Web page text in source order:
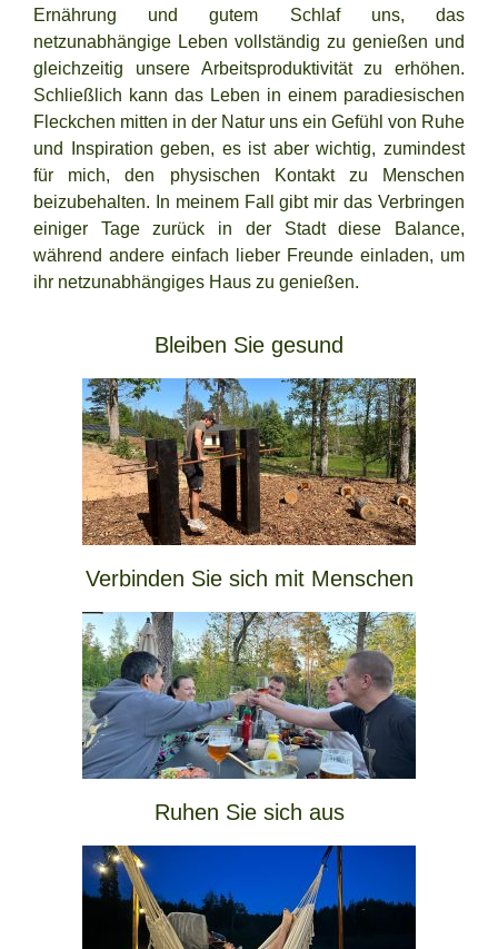
Ernährung und gutem Schlaf uns, das
netzunabhängige Leben vollständig zu genießen und
gleichzeitig unsere Arbeitsproduktivität zu erhöhen.
Schließlich kann das Leben in einem paradiesischen
Fleckchen mitten in der Natur uns ein Gefühl von Ruhe
und Inspiration geben, es ist aber wichtig, zumindest
für mich, den physischen Kontakt zu Menschen
beizubehalten. In meinem Fall gibt mir das Verbringen
einiger Tage zurück in der Stadt diese Balance,
während andere einfach lieber Freunde einladen, um
ihr netzunabhängiges Haus zu genießen.
Bleiben Sie gesund
Verbinden Sie sich mit Menschen
Ruhen Sie sich aus